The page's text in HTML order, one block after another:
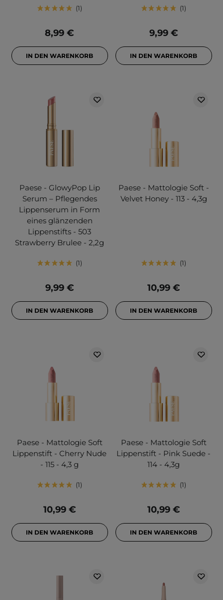
1
8,99 €
IN DEN WARENKORB
1
9,99 €
IN DEN WARENKORB
Paese - GlowyPop Lip
Serum – Pflegendes
Lippenserum in Form
eines glänzenden
Lippenstifts - 503
Strawberry Brulee - 2,2g
1
9,99 €
IN DEN WARENKORB
Paese - Mattologie Soft -
Velvet Honey - 113 - 4,3g
1
10,99 €
IN DEN WARENKORB
Paese - Mattologie Soft
Lippenstift - Cherry Nude
- 115 - 4,3 g
1
10,99 €
IN DEN WARENKORB
Paese - Mattologie Soft
Lippenstift - Pink Suede -
114 - 4,3g
1
10,99 €
IN DEN WARENKORB